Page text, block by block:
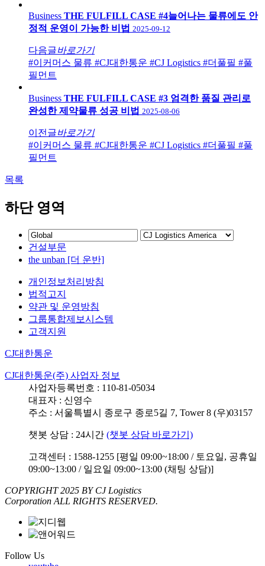
Business THE FULFILL CASE #4늘어나는 물류에도 안
정적 운영이 가능한 비법 2025-09-12
다음글바로가기
#이커머스 물류 #CJ대한통운 #CJ Logistics #더풀필 #풀
필먼트
Business THE FULFILL CASE #3 엄격한 품질 관리로
완성한 제약물류 성공 비법 2025-08-06
이전글바로가기
#이커머스 물류 #CJ대한통운 #CJ Logistics #더풀필 #풀
필먼트
목록
하단 영역
건설부문
the unban [더 운반]
개인정보처리방침
법적고지
약관 및 운영방침
그룹통합제보시스템
고객지원
CJ대한통운
CJ대한통운(주) 사업자 정보
사업자등록번호 : 110-81-05034
대표자 : 신영수
주소 : 서울특별시 종로구 종로5길 7, Tower 8 (우)03157
챗봇 상담 : 24시간 (챗봇 상담 바로가기)
고객센터 : 1588-1255 [평일 09:00~18:00 / 토요일, 공휴일
09:00~13:00 / 일요일 09:00~13:00 (채팅 상담)]
COPYRIGHT 2025 BY CJ Logistics
Corporation ALL RIGHTS RESERVED.
Follow Us